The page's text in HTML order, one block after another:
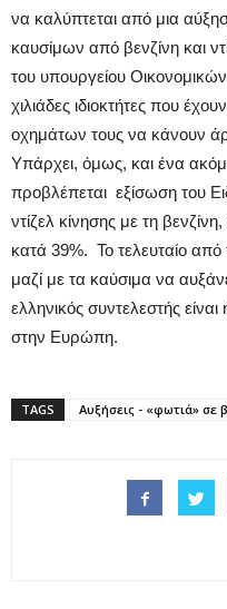
να καλύπτεται από μια
καυσίμων από βενζίνη και
του υπουργείου
χιλιάδες ιδιοκτήτες που
οχημάτων τους να κάνουν
Υπάρχει, όμως, και ένα
προβλέπεται εξίσωση του
ντίζελ κίνησης με τη
κατά 39%. Το τελευταίο από
μαζί με τα καύσιμα να
ελληνικός συντελεστής
στην Ευρώπη.
TAGS Αυξήσεις - «φωτιά» σε